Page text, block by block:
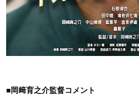
■岡﨑育之介監督コメント